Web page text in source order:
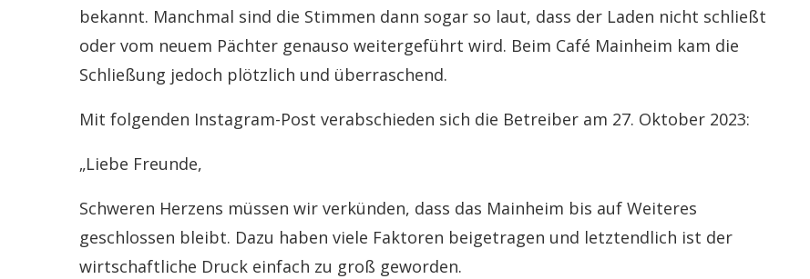
bekannt. Manchmal sind die Stimmen dann sogar so laut, dass der Laden nicht schließt
oder vom neuem Pächter genauso weitergeführt wird. Beim Café Mainheim kam die
Schließung jedoch plötzlich und überraschend.
Mit folgenden Instagram-Post verabschieden sich die Betreiber am 27. Oktober 2023:
„Liebe Freunde,
Schweren Herzens müssen wir verkünden, dass das Mainheim bis auf Weiteres
geschlossen bleibt. Dazu haben viele Faktoren beigetragen und letztendlich ist der
wirtschaftliche Druck einfach zu groß geworden.